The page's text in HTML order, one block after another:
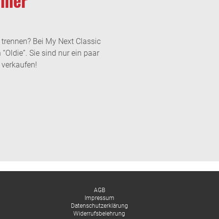
Bei My Next Classic
Sie sind nur ein paar
AGB
Impressum
Datenschutzerklärung
Widerrufsbelehrung